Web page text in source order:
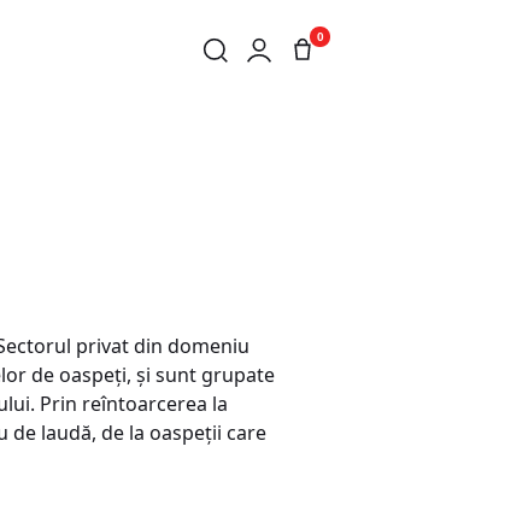
0
privat din domeniu
de oaspeţi, şi sunt grupate
Prin reîntoarcerea la
de laudă, de la oaspeţii care